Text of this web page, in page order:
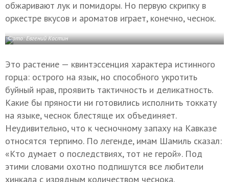
обжаривают лук и помидоры. Но первую скрипку в
оркестре вкусов и ароматов играет, конечно, чеснок.
Фото: Евгений Костин
Это растение — квинтэссенция характера истинного
горца: острого на язык, но способного укротить
буйный нрав, проявить тактичность и деликатность.
Какие бы пряности ни готовились исполнить токкату
на языке, чеснок блестяще их объединяет.
Неудивительно, что к чесночному запаху на Кавказе
относятся терпимо. По легенде, имам Шамиль сказал:
«Кто думает о последствиях, тот не герой». Под
этими словами охотно подпишутся все любители
хинкала с изрядным количеством чеснока.